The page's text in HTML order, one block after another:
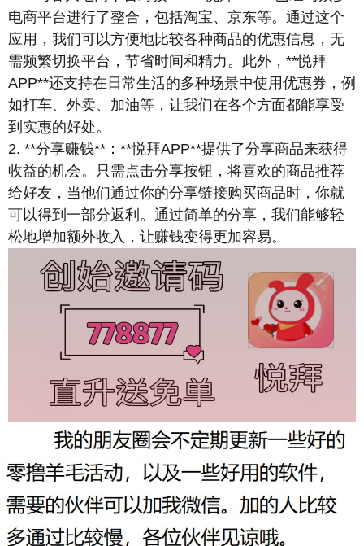
电商平台进行了整合，包括淘宝、京东等。通过这个
应用，我们可以方便地比较各种商品的优惠信息，无
需频繁切换平台，节省时间和精力。此外，**悦拜
APP**还支持在日常生活的多种场景中使用优惠券，例
如打车、外卖、加油等，让我们在各个方面都能享受
到实惠的好处。
2. **分享赚钱**：**悦拜APP**提供了分享商品来获得
收益的机会。只需点击分享按钮，将喜欢的商品推荐
给好友，当他们通过你的分享链接购买商品时，你就
可以得到一部分返利。通过简单的分享，我们能够轻
松地增加额外收入，让赚钱变得更加容易。